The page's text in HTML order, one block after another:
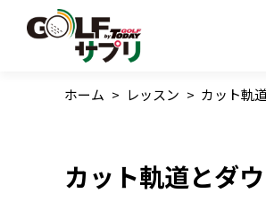
ホーム > レッスン > カット軌
カット軌道とダ